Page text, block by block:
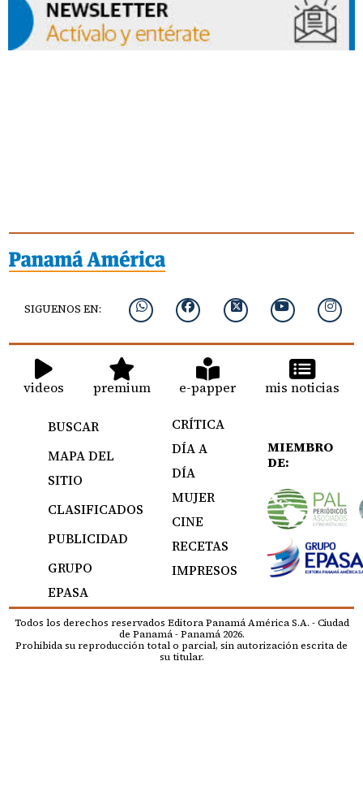
SIGUENOS EN:
videos premium e-papper mis noticias
BUSCAR
MAPA DEL
SITIO
CLASIFICADOS
PUBLICIDAD
GRUPO
EPASA
CRÍTICA
DÍA A
DÍA
MUJER
CINE
RECETAS
IMPRESOS
MIEMBRO
DE:
Todos los derechos reservados Editora Panamá América S.A. - Ciudad
de Panamá - Panamá 2026.
Prohibida su reproducción total o parcial, sin autorización escrita de
su titular.